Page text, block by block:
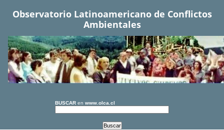
Observatorio Latinoamericano de Conflictos
Ambientales
BUSCAR en www.olca.cl